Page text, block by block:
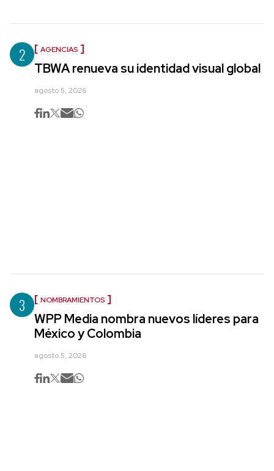
2 AGENCIAS
TBWA renueva su identidad visual global
agosto 5, 2026
3 NOMBRAMIENTOS
WPP Media nombra nuevos líderes para
México y Colombia
agosto 5, 2026